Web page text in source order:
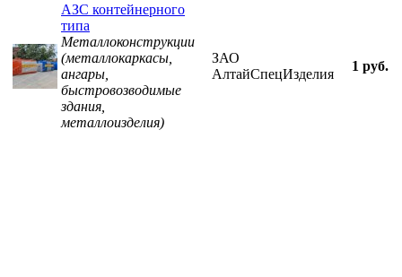
АЗС контейнерного
типа
Металлоконструкции
(металлокаркасы,
ангары,
быстровозводимые
здания,
металлоизделия)
ЗАО
АлтайСпецИзделия
1 руб.